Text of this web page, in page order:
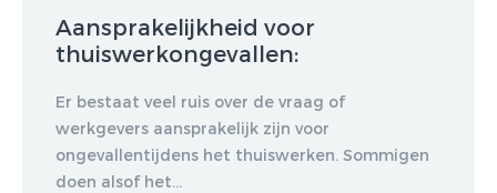
Aansprakelijkheid voor
thuiswerkongevallen:
Er bestaat veel ruis over de vraag of
werkgevers aansprakelijk zijn voor
ongevallentijdens het thuiswerken. Sommigen
doen alsof het...